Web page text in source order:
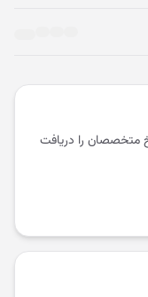
متخصصان را دریافت